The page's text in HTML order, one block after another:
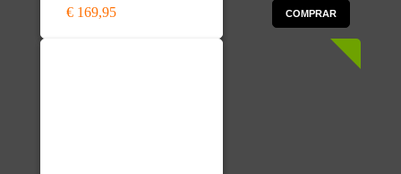
€ 169,95 COMPRAR